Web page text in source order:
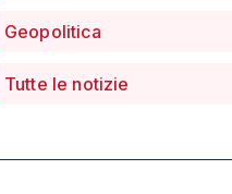
Geopolitica
Tutte le notizie